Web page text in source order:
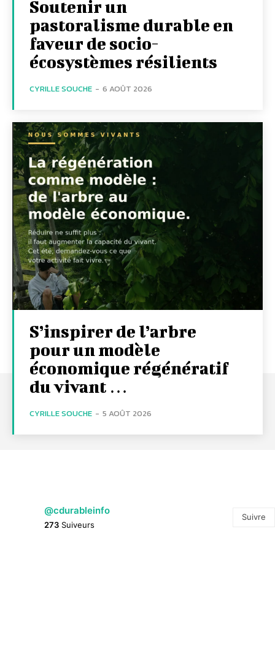
Soutenir un
pastoralisme durable en
faveur de socio-
écosystèmes résilients
CYRILLE SOUCHE - 6 AOÛT 2026
S’inspirer de l’arbre
pour un modèle
économique régénératif
du vivant …
CYRILLE SOUCHE - 5 AOÛT 2026
@cdurableinfo
273 Suiveurs
Suivre